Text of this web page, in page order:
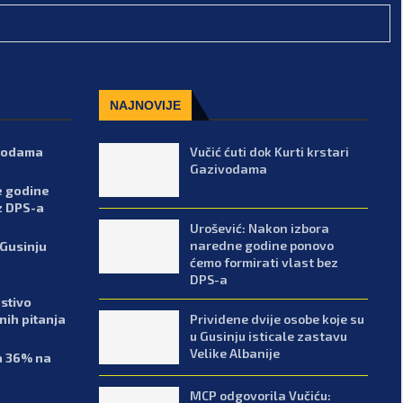
godine
a
pitanja
36% na
NAJNOVIJE
Vučić ćuti dok Kurti krstari
Gazivodama
Urošević: Nakon izbora
naredne godine ponovo
ćemo formirati vlast bez
DPS-a
Prividene dvije osobe koje su
u Gusinju isticale zastavu
Velike Albanije
MCP odgovorila Vučiću: